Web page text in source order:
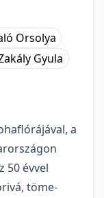
Orsolya
Gyula
a
50 évvel
töme­